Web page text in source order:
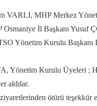
VARLI, MHP Merkez
İl Başkanı Yusuf
Yönetim Kurulu
Yönetim Kurulu Üyeleri
aldılar.
ötürü teşekkür